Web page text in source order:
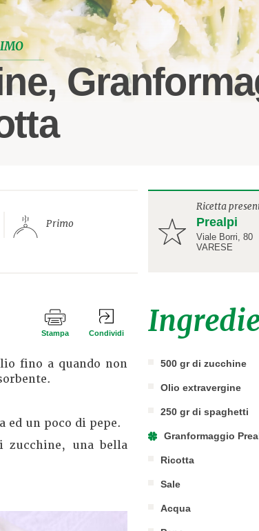
Primo
Ricetta
Prealpi
Viale Borri, 80
VARESE
Stampa Condividi
fino a quando non
ed un poco di pepe.
zucchine, una bella
500 gr di zucchine
Olio extravergine
250 gr di spaghetti
Granformaggio
Ricotta
Sale
Acqua